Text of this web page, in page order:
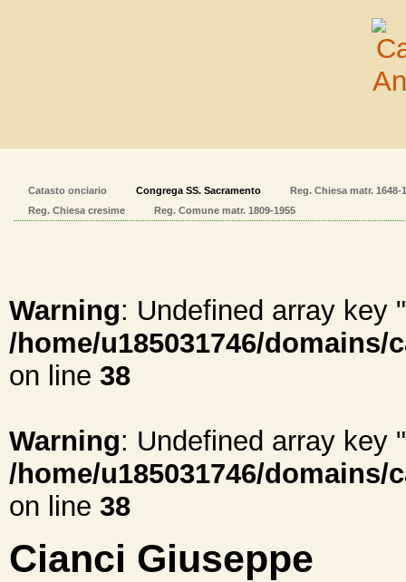
Catasto onciario Congrega SS. Sacramento
Reg. Chiesa matr. 1648-
Reg. Chiesa cresime
Reg. Comune matr. 1809-1955
Warning: Undefined array key
/home/u185031746/
on line 38
Warning: Undefined array key
/home/u185031746/
on line 38
Cianci Giuseppe